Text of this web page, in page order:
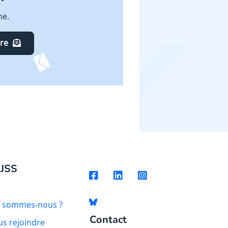
sommes-nous ?
rejoindre
Contact